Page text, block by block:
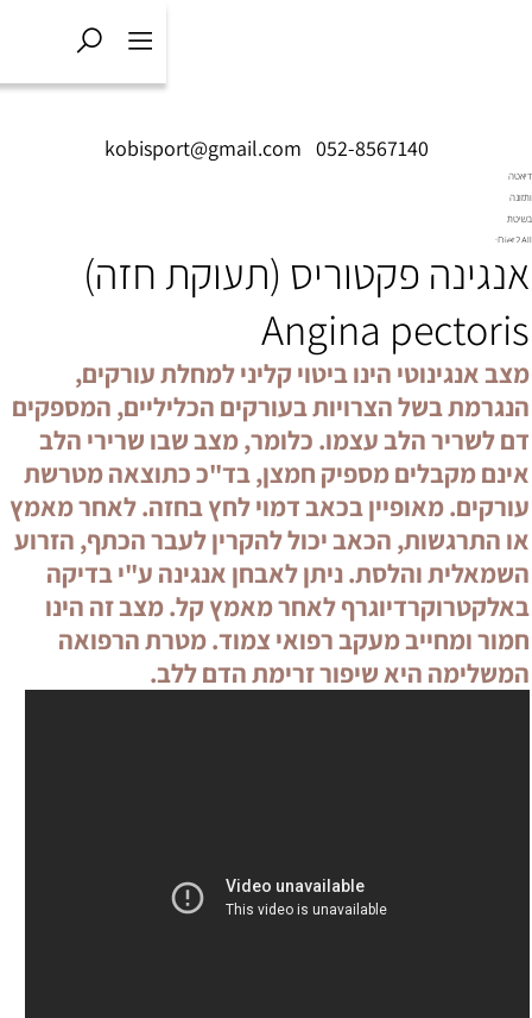
kobisport@gmail.com
(תעוקת חזה)
קליני למחלת עורקים,
בעורקים הכליליים, המספקים
כלומר, מצב שבו שרירי הלב
חמצן, בד"כ כתוצאה מטרשת
דמוי לחץ בחזה. לאחר מאמץ
יכול להקרין לעבר הכתף, הזרוע
לאבחן אנגינה ע"י בדיקה
לאחר מאמץ קל. מצב זה הינו
רפואי צמוד. מטרת הרפואה
זרימת הדם ללב.